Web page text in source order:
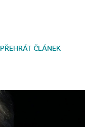
PŘEHRÁT ČLÁNEK